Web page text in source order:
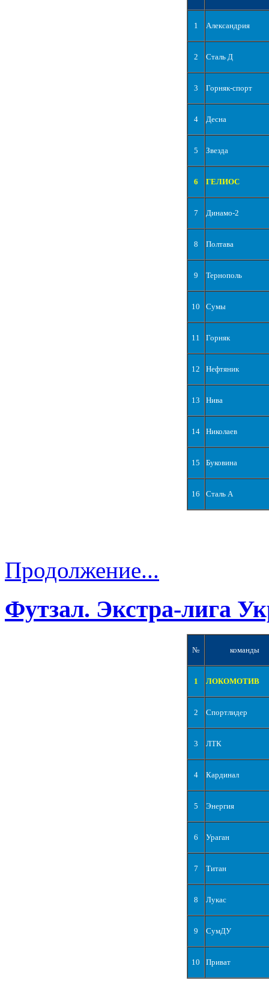
1 Александрия
2 Сталь Д
3 Горняк-спорт
4 Десна
5 Звезда
6 ГЕЛИОС
7 Динамо-2
8 Полтава
9 Тернополь
10 Сумы
11 Горняк
12 Нефтяник
13 Нива
14 Николаев
15 Буковина
16 Сталь А
Продолжение...
Футзал. Экстра-лига
№ команды
1 ЛОКОМОТИВ
2 Спортлидер
3 ЛТК
4 Кардинал
5 Энергия
6 Ураган
7 Титан
8 Лукас
9 СумДУ
10 Приват